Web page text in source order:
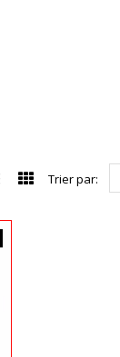
Trier par: